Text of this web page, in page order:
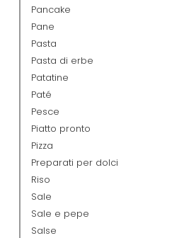
Pancake
Pane
Pasta
Pasta di erbe
Patatine
Paté
Pesce
Piatto pronto
Pizza
Preparati per dolci
Riso
Sale
Sale e pepe
Salse